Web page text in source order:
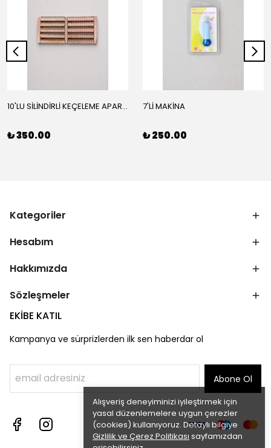
Alışveriş deneyiminizi iyileştirmek için
yasal düzenlemelere uygun çerezler
(cookies) kullanıyoruz. Detaylı bilgiye
Gizlilik ve Çerez Politikası sayfamızdan
10'LU SİLİNDİRLİ KEÇELEME APARATI
₺ 350.00
7'Lİ MAKİNA
₺ 250.00
Kategoriler
Hesabım
Hakkımızda
Sözleşmeler
EKİBE KATIL
Kampanya ve sürprizlerden ilk sen haberdar ol
Abone Ol